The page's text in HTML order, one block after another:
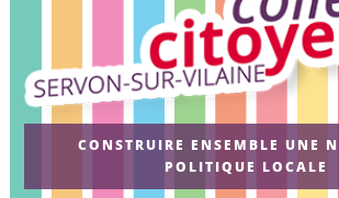
CONSTRUIRE ENSEMBLE UNE
POLITIQUE LOCALE